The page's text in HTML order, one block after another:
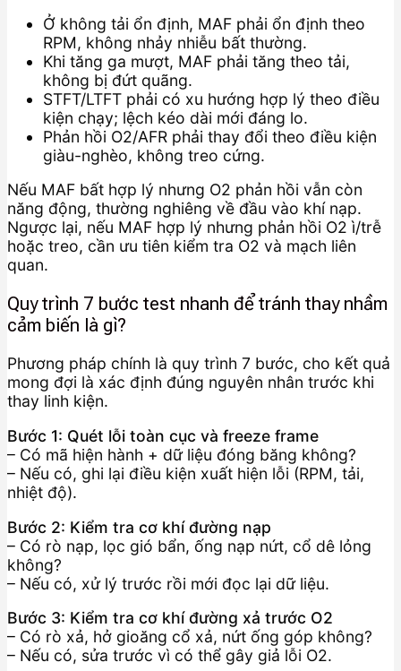
Ở không tải ổn định, MAF phải ổn định theo
RPM, không nhảy nhiễu bất thường.
Khi tăng ga mượt, MAF phải tăng theo tải,
không bị đứt quãng.
STFT/LTFT phải có xu hướng hợp lý theo điều
kiện chạy; lệch kéo dài mới đáng lo.
Phản hồi O2/AFR phải thay đổi theo điều kiện
giàu-nghèo, không treo cứng.
Nếu MAF bất hợp lý nhưng O2 phản hồi vẫn còn
năng động, thường nghiêng về đầu vào khí nạp.
Ngược lại, nếu MAF hợp lý nhưng phản hồi O2 ì/trễ
hoặc treo, cần ưu tiên kiểm tra O2 và mạch liên
quan.
Quy trình 7 bước test nhanh để tránh thay nhầm
cảm biến là gì?
Phương pháp chính là quy trình 7 bước, cho kết quả
mong đợi là xác định đúng nguyên nhân trước khi
thay linh kiện.
Bước 1: Quét lỗi toàn cục và freeze frame
– Có mã hiện hành + dữ liệu đóng băng không?
– Nếu có, ghi lại điều kiện xuất hiện lỗi (RPM, tải,
nhiệt độ).
Bước 2: Kiểm tra cơ khí đường nạp
– Có rò nạp, lọc gió bẩn, ống nạp nứt, cổ dê lỏng
không?
– Nếu có, xử lý trước rồi mới đọc lại dữ liệu.
Bước 3: Kiểm tra cơ khí đường xả trước O2
– Có rò xả, hở gioăng cổ xả, nứt ống góp không?
– Nếu có, sửa trước vì có thể gây giả lỗi O2.